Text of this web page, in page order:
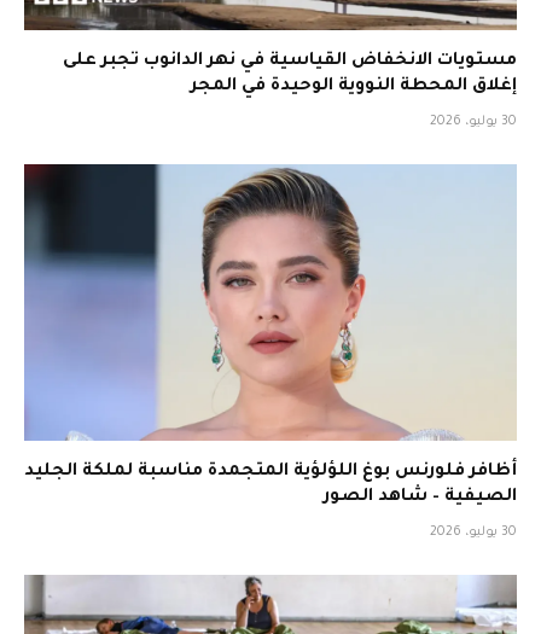
مستويات الانخفاض القياسية في نهر الدانوب تجبر على
إغلاق المحطة النووية الوحيدة في المجر
30 يوليو، 2026
أظافر فلورنس بوغ اللؤلؤية المتجمدة مناسبة لملكة الجليد
الصيفية – شاهد الصور
30 يوليو، 2026